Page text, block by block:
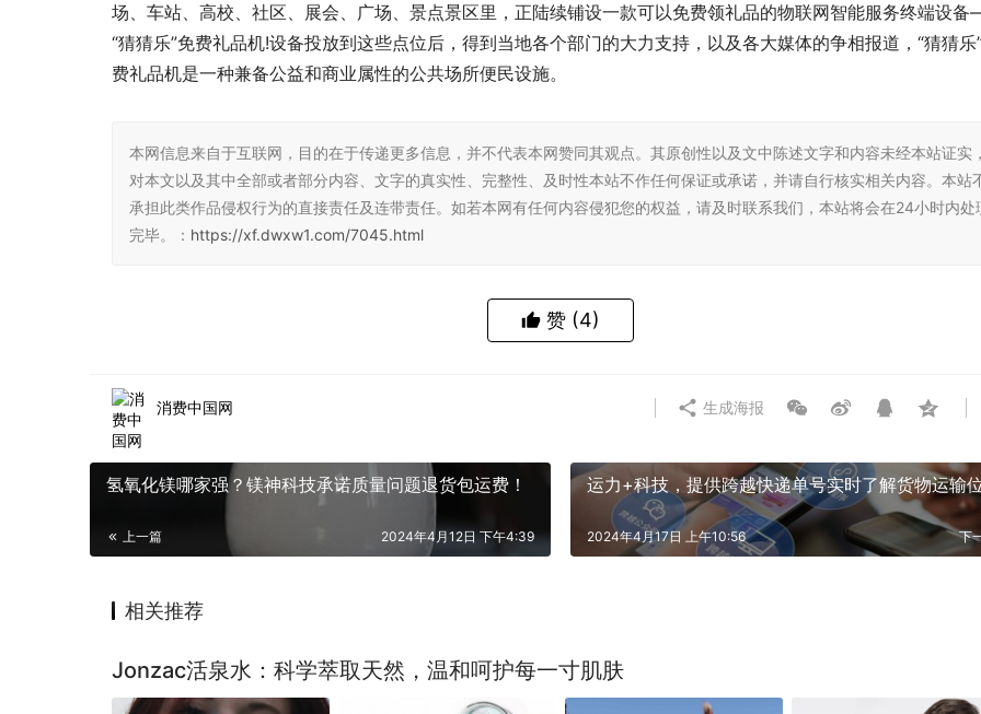
场、车站、高校、社区、展会、广场、景点景区里，正陆续铺设一款可以免费领礼品的物联网智能服务终端设
“猜猜乐”免费礼品机!设备投放到这些点位后，得到当地各个部门的大力支持，以及各大媒体的争相报道，“猜猜乐
费礼品机是一种兼备公益和商业属性的公共场所便民设施。
本网信息来自于互联网，目的在于传递更多信息，并不代表本网赞同其观点。其原创性以及文中陈述文字和内容未经本站证实，
对本文以及其中全部或者部分内容、文字的真实性、完整性、及时性本站不作任何保证或承诺，并请自行核实相关内容。本站
承担此类作品侵权行为的直接责任及连带责任。如若本网有任何内容侵犯您的权益，请及时联系我们，本站将会在24小时内处
完毕。： https://xf.dwxw1.com/7045.html
赞 (4)
消费中国网 生成海报
氢氧化镁哪家强？镁神科技承诺质量问题退货包运费！
上一篇 2024年4月12日 下午4:39
运力+科技，提供跨越快递单号实时了解货物运输
下
2024年4月17日 上午10:56
相关推荐
Jonzac活泉水：科学萃取天然，温和呵护每一寸肌肤